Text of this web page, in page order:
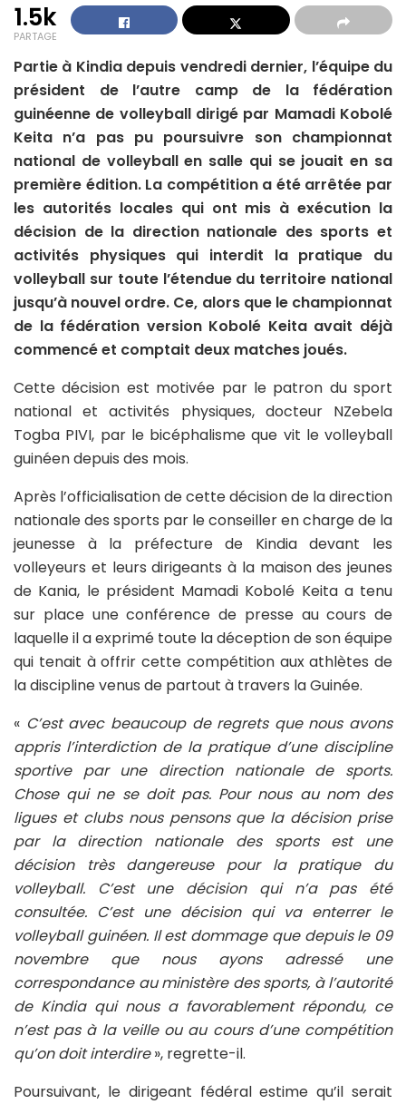
1.5k
PARTAGE
Partie à Kindia depuis vendredi dernier, l’équipe du
président de l’autre camp de la fédération
guinéenne de volleyball dirigé par Mamadi Kobolé
Keita n’a pas pu poursuivre son championnat
national de volleyball en salle qui se jouait en sa
première édition. La compétition a été arrêtée par
les autorités locales qui ont mis à exécution la
décision de la direction nationale des sports et
activités physiques qui interdit la pratique du
volleyball sur toute l’étendue du territoire national
jusqu’à nouvel ordre. Ce, alors que le championnat
de la fédération version Kobolé Keita avait déjà
commencé et comptait deux matches joués.
Cette décision est motivée par le patron du sport
national et activités physiques, docteur NZebela
Togba PIVI, par le bicéphalisme que vit le volleyball
guinéen depuis des mois.
Après l’officialisation de cette décision de la direction
nationale des sports par le conseiller en charge de la
jeunesse à la préfecture de Kindia devant les
volleyeurs et leurs dirigeants à la maison des jeunes
de Kania, le président Mamadi Kobolé Keita a tenu
sur place une conférence de presse au cours de
laquelle il a exprimé toute la déception de son équipe
qui tenait à offrir cette compétition aux athlètes de
la discipline venus de partout à travers la Guinée.
« C’est avec beaucoup de regrets que nous avons
appris l’interdiction de la pratique d’une discipline
sportive par une direction nationale de sports.
Chose qui ne se doit pas. Pour nous au nom des
ligues et clubs nous pensons que la décision prise
par la direction nationale des sports est une
décision très dangereuse pour la pratique du
volleyball. C’est une décision qui n’a pas été
consultée. C’est une décision qui va enterrer le
volleyball guinéen. Il est dommage que depuis le 09
novembre que nous ayons adressé une
correspondance au ministère des sports, à l’autorité
de Kindia qui nous a favorablement répondu, ce
n’est pas à la veille ou au cours d’une compétition
qu’on doit interdire», regrette-il.
Poursuivant, le dirigeant fédéral estime qu’il serait